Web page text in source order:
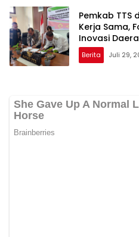
Pemkab TTS
Kerja Sama,
Inovasi
Berita Juli 29,